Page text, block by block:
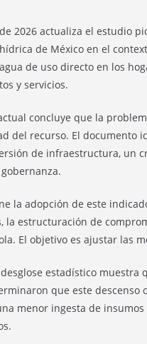
2026 actualiza el estudio
de México en el
de uso directo en los
y servicios.
concluye que la
del recurso. El documento
de infraestructura, un
la adopción de este
la estructuración de
El objetivo es ajustar las
estadístico
que este descenso
menor ingesta de